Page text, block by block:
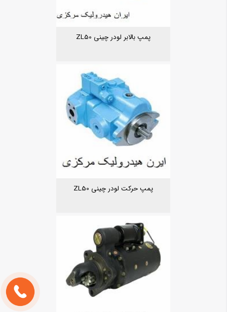
پمپ بالابر لودر چینی ZL50
پمپ حرکت لودر چینی ZL50